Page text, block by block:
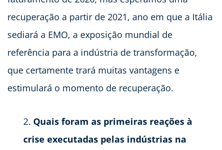
recuperação a partir de 2021, ano em que a Itália
sediará a EMO, a exposição mundial de
referência para a indústria de transformação,
que certamente trará muitas vantagens e
estimulará o momento de recuperação.
Quais foram as primeiras reações à
crise executadas pelas indústrias na